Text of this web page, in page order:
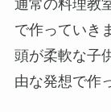
通常の料理教
で作っていき
頭が柔軟な子
由な発想で作